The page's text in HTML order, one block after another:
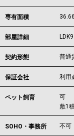
専有面積
部屋詳細
契約形態 普通
保証会社 利用
ペット飼育
可
敷1
SOHO・事務所 不可